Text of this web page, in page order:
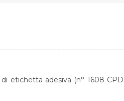
etichetta adesiva (n° 1608 CPD